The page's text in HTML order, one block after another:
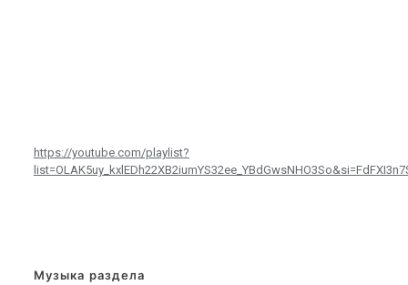
https://youtube.com/playlist?
Музыка раздела